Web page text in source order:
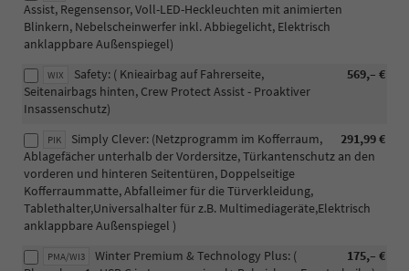
Assist, Regensensor, Voll-LED-Heckleuchten mit animierten
Blinkern, Nebelscheinwerfer inkl. Abbiegelicht, Elektrisch
anklappbare Außenspiegel)
WIX 569,– €
Safety: ( Knieairbag auf Fahrerseite,
Seitenairbags hinten, Crew Protect Assist - Proaktiver
Insassenschutz)
PIK 291,99 €
Simply Clever: (Netzprogramm im Kofferraum,
Ablagefächer unterhalb der Vordersitze, Türkantenschutz an den
vorderen und hinteren Seitentüren, Doppelseitige
Kofferraummatte, Abfalleimer für die Türverkleidung,
Tablethalter,Universalhalter für z.B. Multimediageräte,Elektrisch
anklappbare Außenspiegel )
PMA/WI3 175,– €
Winter Premium & Technology Plus: (